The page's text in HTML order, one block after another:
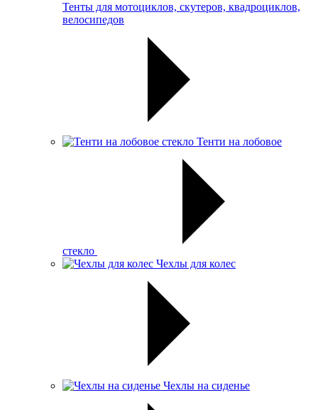
Тенты для мотоциклов, скутеров, квадроциклов,
велосипедов
Тенти на лобовое
стекло
Чехлы для колес
Чехлы на сиденье